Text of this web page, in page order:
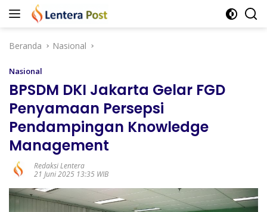
Langsung
Beranda
Nasional
Nasional
BPSDM DKI Jakarta Gelar FGD
Penyamaan Persepsi
Pendampingan Knowledge
Management
Redaksi Lentera
21 Juni 2025 13:35 WIB